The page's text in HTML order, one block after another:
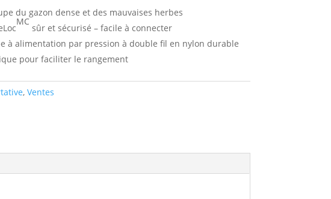
du gazon dense et des mauvaises herbes
MC
sûr et sécurisé – facile à connecter
à alimentation par pression à double fil en nylon durable
pour faciliter le rangement
, Ventes